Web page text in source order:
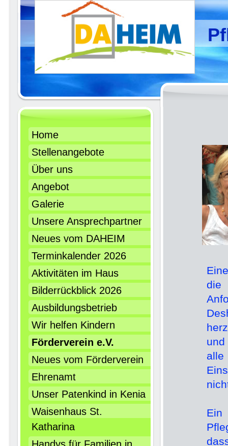
die
Home
Stellenangebote
Über uns
Angebot
Galerie
Unsere Ansprechpartner
Neues vom DAHEIM
Terminkalender 2026
Aktivitäten im Haus
Bilderrückblick 2026
Ausbildungsbetrieb
Wir helfen Kindern
Förderverein e.V.
Neues vom Förderverein
Ehrenamt
Unser Patenkind in Kenia
Waisenhaus St.
Katharina